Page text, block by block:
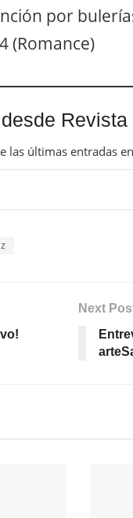
por
(Romance)
las últimas entradas
Next